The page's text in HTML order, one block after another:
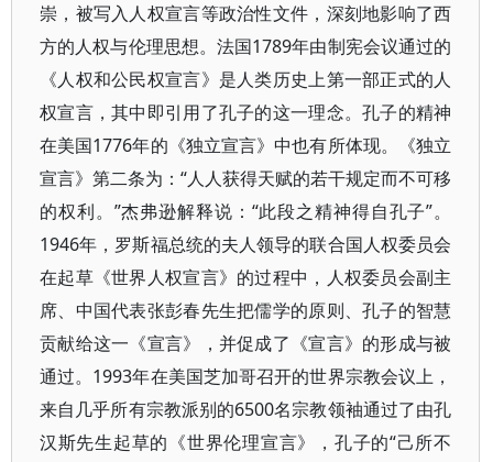
崇，被写入人权宣言等政治性文件，深刻地影响了西
方的人权与伦理思想。法国1789年由制宪会议通过的
《人权和公民权宣言》是人类历史上第一部正式的人
权宣言，其中即引用了孔子的这一理念。孔子的精神
在美国1776年的《独立宣言》中也有所体现。《独立
宣言》第二条为：“人人获得天赋的若干规定而不可移
的权利。”杰弗逊解释说：“此段之精神得自孔子”。
1946年，罗斯福总统的夫人领导的联合国人权委员会
在起草《世界人权宣言》的过程中，人权委员会副主
席、中国代表张彭春先生把儒学的原则、孔子的智慧
贡献给这一《宣言》，并促成了《宣言》的形成与被
通过。1993年在美国芝加哥召开的世界宗教会议上，
来自几乎所有宗教派别的6500名宗教领袖通过了由孔
汉斯先生起草的《世界伦理宣言》，孔子的“己所不